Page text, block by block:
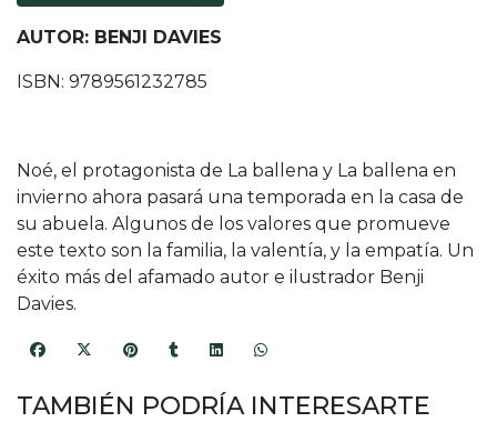
AUTOR: BENJI DAVIES
ISBN: 9789561232785
Noé, el protagonista de La ballena y La ballena en
invierno ahora pasará una temporada en la casa de
su abuela. Algunos de los valores que promueve
este texto son la familia, la valentía, y la empatía. Un
éxito más del afamado autor e ilustrador Benji
Davies.
TAMBIÉN PODRÍA INTERESARTE